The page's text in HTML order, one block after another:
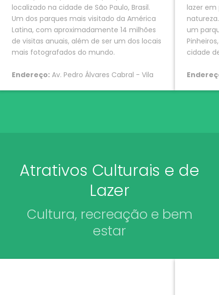
localizado na cidade de São Paulo, Brasil.
Um dos parques mais visitado da América
Latina, com aproximadamente 14 milhões
de visitas anuais, além de ser um dos locais
mais fotografados do mundo.
Endereço: Av. Pedro Álvares Cabral - Vila
lazer
um
cidade
Atrativos Culturais e de
Lazer
Cultura, recreação e bem
estar